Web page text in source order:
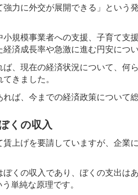
強力に外交が展開できる」とい
規模事業者への支援、子育て支
済成長率や急激に進む円安につ
、現在の経済状況について、何
きました。
ば、今までの経済政策について
くの収入
上げを要請していますが、企業
くの収入であり、ぼくの支出は
単純な原理です。